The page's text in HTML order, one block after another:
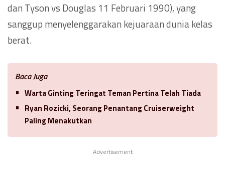
dan Tyson vs Douglas 11 Februari 1990), yang
sanggup menyelenggarakan kejuaraan dunia kelas
berat.
Baca Juga
Warta Ginting Teringat Teman Pertina Telah Tiada
Ryan Rozicki, Seorang Penantang Cruiserweight
Paling Menakutkan
Advertisement